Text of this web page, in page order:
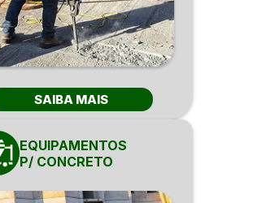
SAIBA MAIS
EQUIPAMENTOS
P/ CONCRETO